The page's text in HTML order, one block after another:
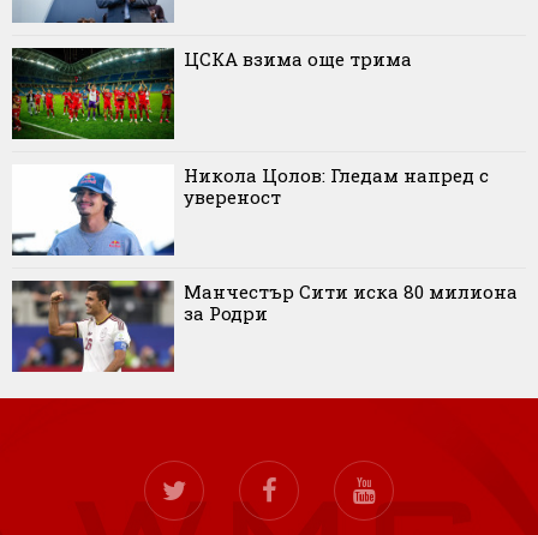
ЦСКА взима още трима
Никола Цолов: Гледам напред с
увереност
Манчестър Сити иска 80 милиона
за Родри